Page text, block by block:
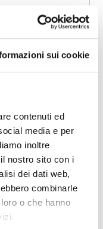
sui cookie
contenuti ed
media e per
inoltre
nostro sito con i
dei dati web,
combinarle
o che hanno